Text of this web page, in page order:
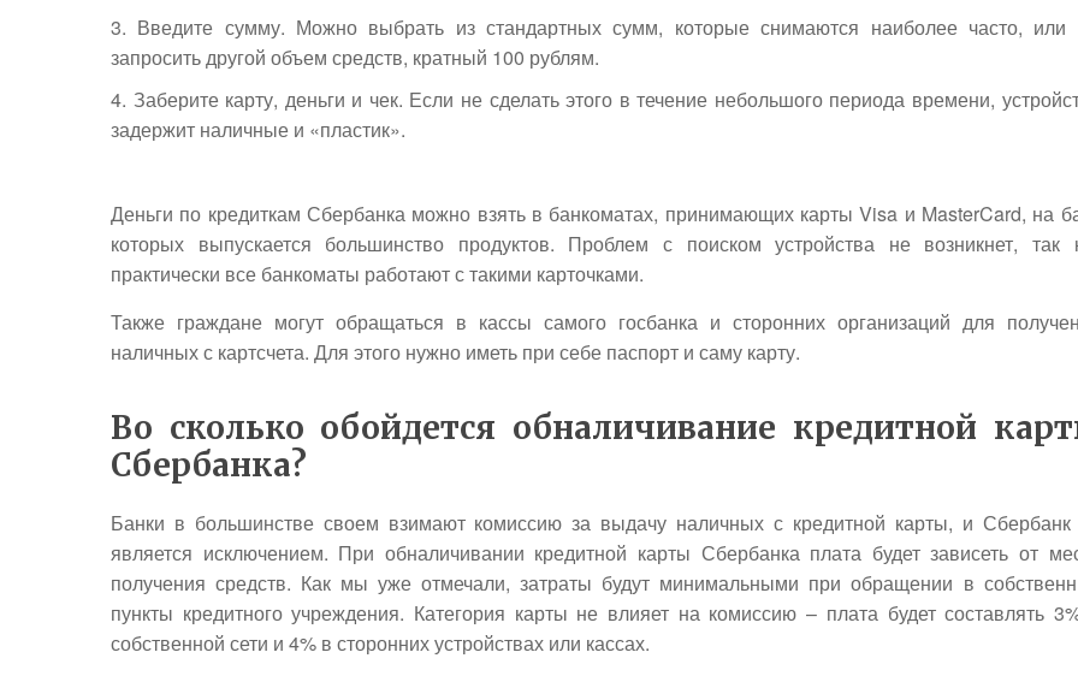
Введите сумму. Можно выбрать из стандартных сумм, которые снимаются наиболее часто, или
запросить другой объем средств, кратный 100 рублям.
Заберите карту, деньги и чек. Если не сделать этого в течение небольшого периода времени,
задержит наличные и «пластик».
Деньги по кредиткам Сбербанка можно взять в банкоматах, принимающих карты Visa и MasterCard, на
которых выпускается большинство продуктов. Проблем с поиском устройства не возникнет, так
практически все банкоматы работают с такими карточками.
Также граждане могут обращаться в кассы самого госбанка и сторонних организаций для
наличных с картсчета. Для этого нужно иметь при себе паспорт и саму карту.
Во сколько обойдется обналичивание кредитной
Сбербанка?
Банки в большинстве своем взимают комиссию за выдачу наличных с кредитной карты, и
является исключением. При обналичивании кредитной карты Сбербанка плата будет зависеть от
получения средств. Как мы уже отмечали, затраты будут минимальными при обращении в
пункты кредитного учреждения. Категория карты не влияет на комиссию – плата будет составлять
собственной сети и 4% в сторонних устройствах или кассах.